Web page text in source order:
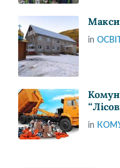
in
in